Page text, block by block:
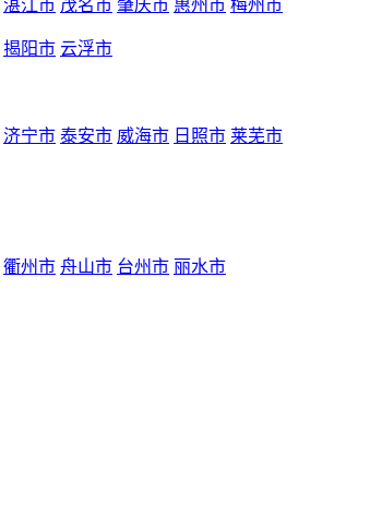
湛江市 茂名市 肇庆市 惠州市 梅州市
揭阳市 云浮市
济宁市 泰安市 威海市 日照市 莱芜市
衢州市 舟山市 台州市 丽水市